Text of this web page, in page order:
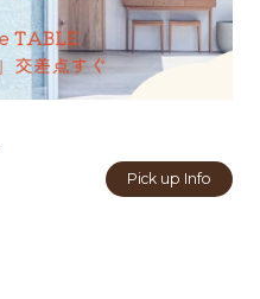
Pick up Info